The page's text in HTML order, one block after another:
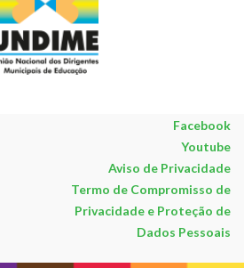
Facebook
Youtube
Aviso de Privacidade
Termo de Compromisso de
Privacidade e Proteção de
Dados Pessoais